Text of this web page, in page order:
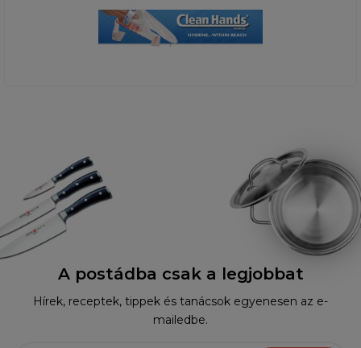
A postádba csak a legjobbat
Hírek, receptek, tippek és tanácsok egyenesen az e-
mailedbe.